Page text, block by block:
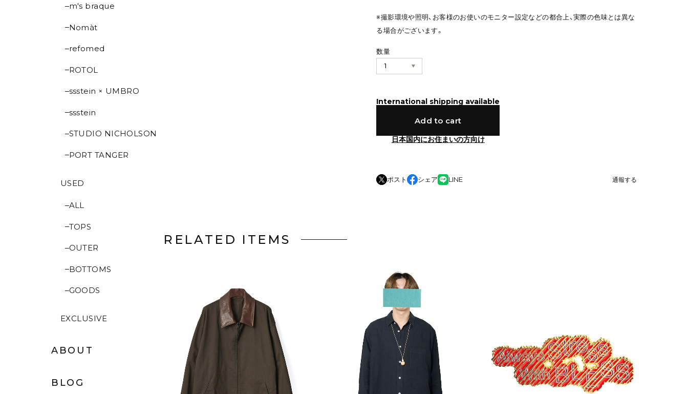
m's braque
Nomàt
refomed
ROTOL
ssstein × UMBRO
ssstein
STUDIO NICHOLSON
PORT TANGER
USED
ALL
TOPS
OUTER
BOTTOMS
GOODS
EXCLUSIVE
ABOUT
BLOG
※撮影環境や照明、お客様のお使いのモニター設定などの都合上、実際の色味とは異な
る場合がございます。
数量
International shipping available
Add to cart
日本国内にお住まいの方向け
ポスト シェア LINE 通報する
RELATED ITEMS